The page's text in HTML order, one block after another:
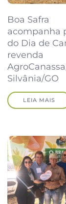
Boa Safra
acompanha
do Dia de
revenda
Silvânia/GO
LEIA MAIS